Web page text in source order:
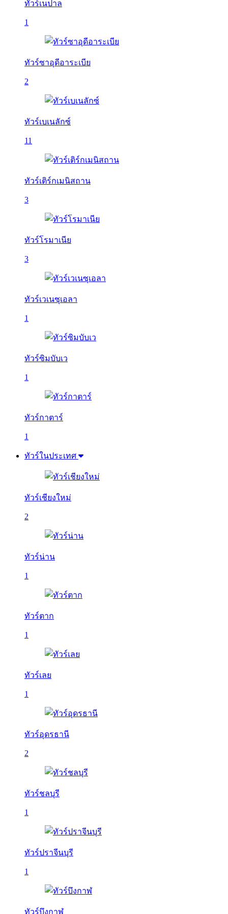
ทัวร์เนปาล
1
ทัวร์ซาอุดีอาระเบีย
2
ทัวร์เบเนลักซ์
11
ทัวร์เติร์กเมนิสถาน
3
ทัวร์โรมาเนีย
3
ทัวร์เวเนซุเอลา
1
ทัวร์ซิมบับเว
1
ทัวร์กาตาร์
1
ทัวร์ในประเทศ
ทัวร์เชียงใหม่
2
ทัวร์น่าน
1
ทัวร์ตาก
1
ทัวร์เลย
1
ทัวร์อุดรธานี
2
ทัวร์ชลบุรี
1
ทัวร์ปราจีนบุรี
1
ทัวร์บึงกาฬ